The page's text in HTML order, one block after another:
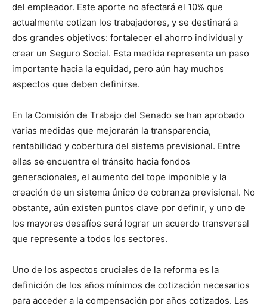
del empleador. Este aporte no afectará el 10% que
actualmente cotizan los trabajadores, y se destinará a
dos grandes objetivos: fortalecer el ahorro individual y
crear un Seguro Social. Esta medida representa un paso
importante hacia la equidad, pero aún hay muchos
aspectos que deben definirse.
En la Comisión de Trabajo del Senado se han aprobado
varias medidas que mejorarán la transparencia,
rentabilidad y cobertura del sistema previsional. Entre
ellas se encuentra el tránsito hacia fondos
generacionales, el aumento del tope imponible y la
creación de un sistema único de cobranza previsional. No
obstante, aún existen puntos clave por definir, y uno de
los mayores desafíos será lograr un acuerdo transversal
que represente a todos los sectores.
Uno de los aspectos cruciales de la reforma es la
definición de los años mínimos de cotización necesarios
para acceder a la compensación por años cotizados. Las